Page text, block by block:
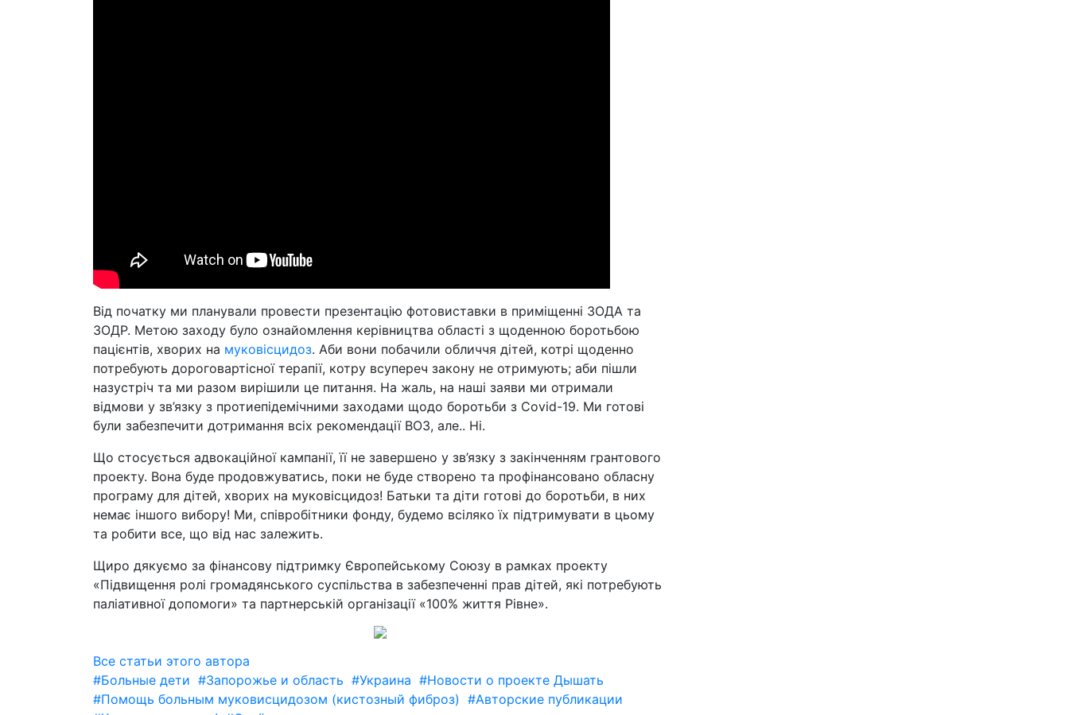
Від початку ми планували провести презентацію фотовиставки в приміщенні ЗОДА та
ЗОДР. Метою заходу було ознайомлення керівництва області з щоденною боротьбою
пацієнтів, хворих на муковісцидоз. Аби вони побачили обличчя дітей, котрі щоденно
потребують дороговартісної терапії, котру всупереч закону не отримують; аби пішли
назустріч та ми разом вирішили це питання. На жаль, на наші заяви ми отримали
відмови у зв’язку з протиепідемічними заходами щодо боротьби з Covid-19. Ми готові
були забезпечити дотримання всіх рекомендації ВОЗ, але.. Ні.
Що стосується адвокаційної кампанії, її не завершено у зв’язку з закінченням грантового
проекту. Вона буде продовжуватись, поки не буде створено та профінансовано обласну
програму для дітей, хворих на муковісцидоз! Батьки та діти готові до боротьби, в них
немає іншого вибору! Ми, співробітники фонду, будемо всіляко їх підтримувати в цьому
та робити все, що від нас залежить.
Щиро дякуємо за фінансову підтримку Європейському Союзу в рамках проекту
«Підвищення ролі громадянського суспільства в забезпеченні прав дітей, які потребують
паліативної допомоги» та партнерській організації «100% життя Рівне».
Все статьи этого автора
#Больные дети #Запорожье и область #Украина #Новости о проекте Дышать
#Помощь больным муковисцидозом (кистозный фиброз) #Авторские публикации